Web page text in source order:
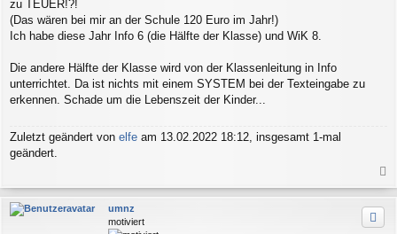
zu TEUER!?!
(Das wären bei mir an der Schule 120 Euro im Jahr!)
Ich habe diese Jahr Info 6 (die Hälfte der Klasse) und WiK 8.
Die andere Hälfte der Klasse wird von der Klassenleitung in Info
unterrichtet. Da ist nichts mit einem SYSTEM bei der Texteingabe zu
erkennen. Schade um die Lebenszeit der Kinder...
Zuletzt geändert von elfe am 13.02.2022 18:12, insgesamt 1-mal
geändert.
a
c
umnz
motiviert